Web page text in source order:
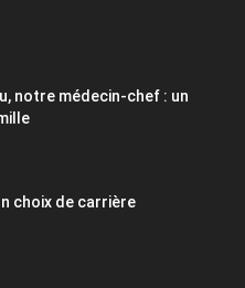
notre médecin-chef : un
choix de carrière